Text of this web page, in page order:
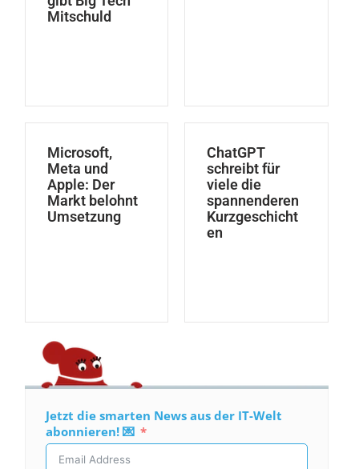
Mitschuld
Microsoft,
Meta und
Apple: Der
Markt belohnt
Umsetzung
ChatGPT
schreibt für
viele die
spannenderen
Kurzgeschicht
en
Jetzt die smarten News aus der IT-Welt
abonnieren! 💌